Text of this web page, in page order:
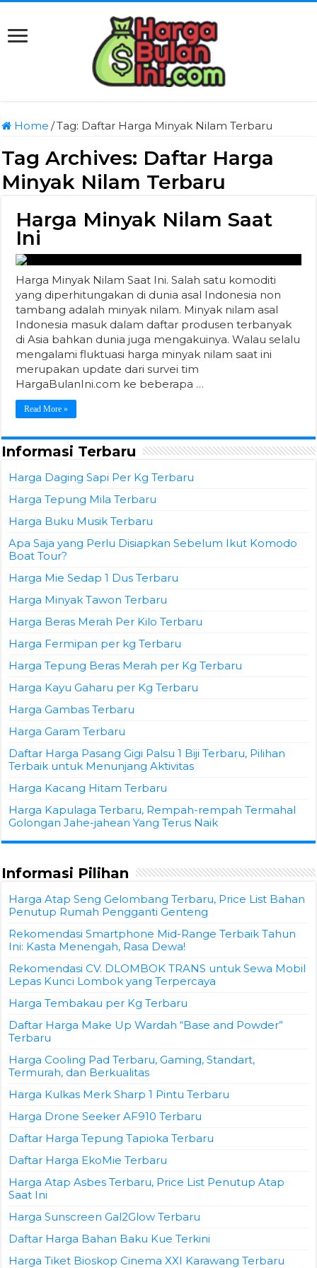
Home /Tag: Daftar Harga Minyak Nilam Terbaru
Tag Archives: Daftar Harga
Minyak Nilam Terbaru
Harga Minyak Nilam Saat
Ini
Harga Minyak Nilam Saat Ini. Salah satu komoditi
yang diperhitungakan di dunia asal Indonesia non
tambang adalah minyak nilam. Minyak nilam asal
Indonesia masuk dalam daftar produsen terbanyak
di Asia bahkan dunia juga mengakuinya. Walau selalu
mengalami fluktuasi harga minyak nilam saat ini
merupakan update dari survei tim
HargaBulanIni.com ke beberapa …
Read More »
Informasi Terbaru
Harga Daging Sapi Per Kg Terbaru
Harga Tepung Mila Terbaru
Harga Buku Musik Terbaru
Apa Saja yang Perlu Disiapkan Sebelum Ikut Komodo
Boat Tour?
Harga Mie Sedap 1 Dus Terbaru
Harga Minyak Tawon Terbaru
Harga Beras Merah Per Kilo Terbaru
Harga Fermipan per kg Terbaru
Harga Tepung Beras Merah per Kg Terbaru
Harga Kayu Gaharu per Kg Terbaru
Harga Gambas Terbaru
Harga Garam Terbaru
Daftar Harga Pasang Gigi Palsu 1 Biji Terbaru, Pilihan
Terbaik untuk Menunjang Aktivitas
Harga Kacang Hitam Terbaru
Harga Kapulaga Terbaru, Rempah-rempah Termahal
Golongan Jahe-jahean Yang Terus Naik
Informasi Pilihan
Harga Atap Seng Gelombang Terbaru, Price List Bahan
Penutup Rumah Pengganti Genteng
Rekomendasi Smartphone Mid-Range Terbaik Tahun
Ini: Kasta Menengah, Rasa Dewa!
Rekomendasi CV. DLOMBOK TRANS untuk Sewa Mobil
Lepas Kunci Lombok yang Terpercaya
Harga Tembakau per Kg Terbaru
Daftar Harga Make Up Wardah “Base and Powder”
Terbaru
Harga Cooling Pad Terbaru, Gaming, Standart,
Termurah, dan Berkualitas
Harga Kulkas Merk Sharp 1 Pintu Terbaru
Harga Drone Seeker AF910 Terbaru
Daftar Harga Tepung Tapioka Terbaru
Daftar Harga EkoMie Terbaru
Harga Atap Asbes Terbaru, Price List Penutup Atap
Saat Ini
Harga Sunscreen Gal2Glow Terbaru
Daftar Harga Bahan Baku Kue Terkini
Harga Tiket Bioskop Cinema XXI Karawang Terbaru